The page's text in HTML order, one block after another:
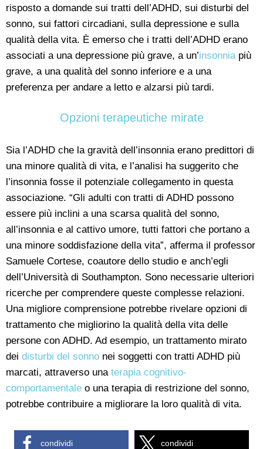
risposto a domande sui tratti dell’ADHD, sui disturbi del
sonno, sui fattori circadiani, sulla depressione e sulla
qualità della vita. È emerso che i tratti dell’ADHD erano
associati a una depressione più grave, a un’insonniapiù
grave, a una qualità del sonno inferiore e a una
preferenza per andare a letto e alzarsi più tardi.
Opzioni terapeutiche mirate
Sia l’ADHD che la gravità dell’insonnia erano predittori di
una minore qualità di vita, e l’analisi ha suggerito che
l’insonnia fosse il potenziale collegamento in questa
associazione. “Gli adulti con tratti di ADHD possono
essere più inclini a una scarsa qualità del sonno,
all’insonnia e al cattivo umore, tutti fattori che portano a
una minore soddisfazione della vita”, afferma il professor
Samuele Cortese, coautore dello studio e anch’egli
dell’Università di Southampton. Sono necessarie ulteriori
ricerche per comprendere queste complesse relazioni.
Una migliore comprensione potrebbe rivelare opzioni di
trattamento che migliorino la qualità della vita delle
persone con ADHD. Ad esempio, un trattamento mirato
dei disturbi del sonno nei soggetti con tratti ADHD più
marcati, attraverso una terapia cognitivo-
comportamentale o una terapia di restrizione del sonno,
potrebbe contribuire a migliorare la loro qualità di vita.
condividi condividi